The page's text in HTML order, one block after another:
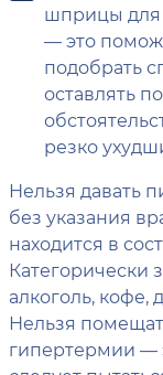
шприцы для
— это
подобрать
оставлять
резко
Нельзя давать
без указания
находится в
Категорически
алкоголь,
Нельзя
гипертермии —